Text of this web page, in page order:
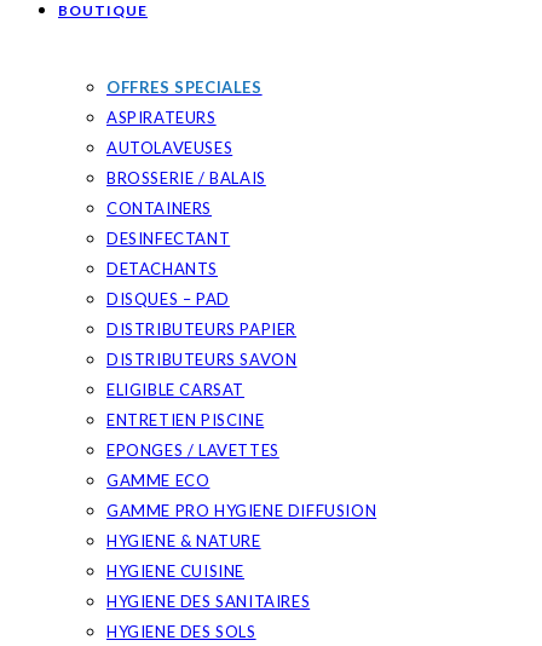
BOUTIQUE
OFFRES SPECIALES
ASPIRATEURS
AUTOLAVEUSES
BROSSERIE / BALAIS
CONTAINERS
DESINFECTANT
DETACHANTS
DISQUES – PAD
DISTRIBUTEURS PAPIER
DISTRIBUTEURS SAVON
ELIGIBLE CARSAT
ENTRETIEN PISCINE
EPONGES / LAVETTES
GAMME ECO
GAMME PRO HYGIENE DIFFUSION
HYGIENE & NATURE
HYGIENE CUISINE
HYGIENE DES SANITAIRES
HYGIENE DES SOLS